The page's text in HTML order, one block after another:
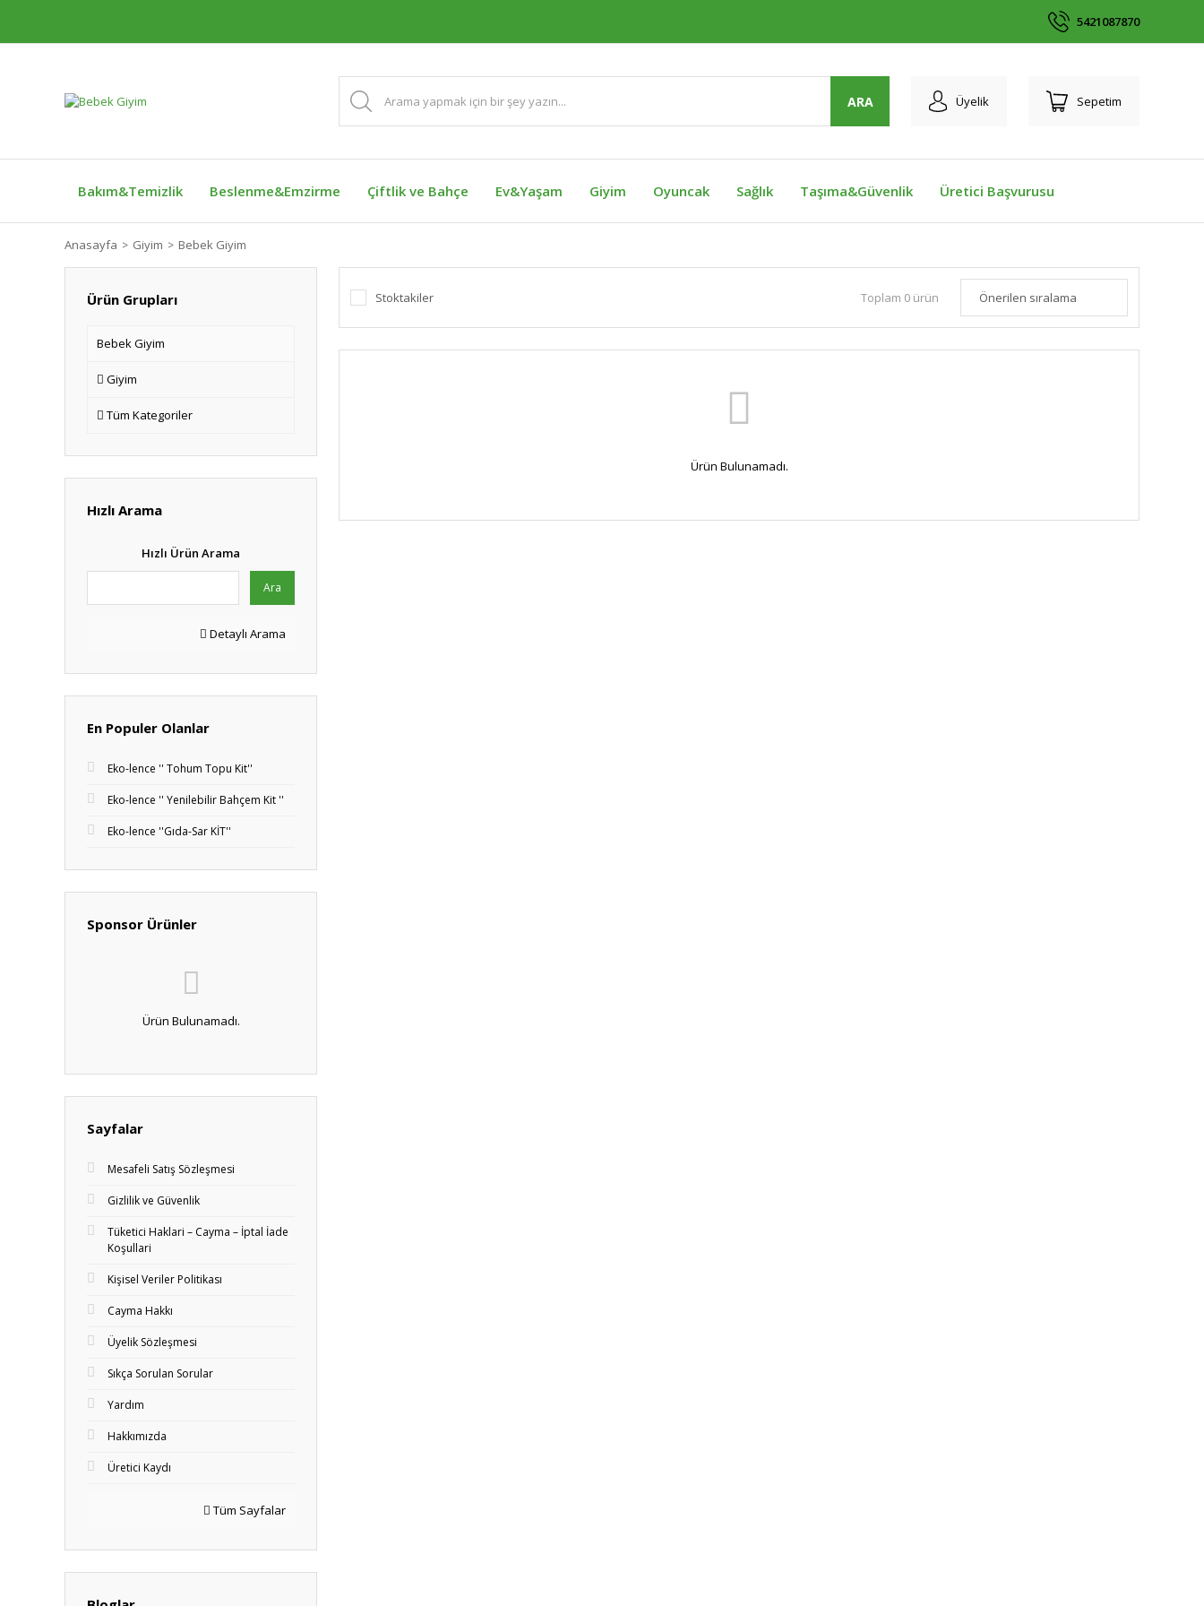
5421087870
ARA Üyelik Sepetim
Bakım&Temizlik Beslenme&Emzirme Çiftlik ve Bahçe Ev&Yaşam Giyim Oyuncak Sağlık Taşıma&Güvenlik Üretici Başvurusu
Anasayfa Giyim Bebek Giyim
Ürün Grupları
Bebek Giyim
Giyim
Tüm Kategoriler
Hızlı Arama
Hızlı Ürün Arama
Ara
Detaylı Arama
En Populer Olanlar
Eko-lence '' Tohum Topu Kit''
Eko-lence '' Yenilebilir Bahçem Kit ''
Eko-lence ''Gıda-Sar KİT''
Sponsor Ürünler
Ürün Bulunamadı.
Sayfalar
Mesafeli Satış Sözleşmesi
Gizlilik ve Güvenlik
Tüketici Haklari – Cayma – İptal İade
Koşullari
Kişisel Veriler Politikası
Cayma Hakkı
Üyelik Sözleşmesi
Sıkça Sorulan Sorular
Yardım
Hakkımızda
Üretici Kaydı
Tüm Sayfalar
Stoktakiler Toplam 0 ürün
Ürün Bulunamadı.